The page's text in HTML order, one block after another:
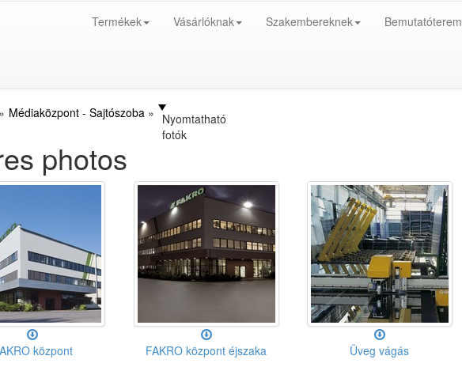
Termékek Vásárlóknak Szakembereknek Bemutatóterem
Médiaközpont - Sajtószoba
Nyomtatható
fotók
photos
központ FAKRO központ éjszaka Üveg vágás